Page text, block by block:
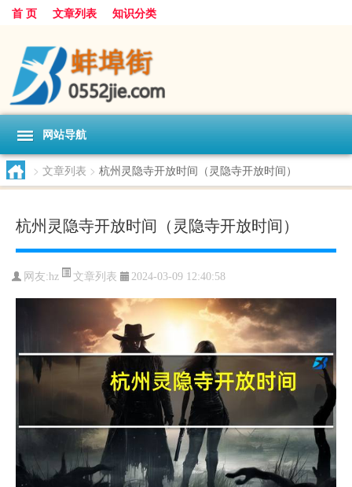
首 页 文章列表 知识分类
网站导航
> 文章列表 > 杭州灵隐寺开放时间（灵隐寺开放时间）
杭州灵隐寺开放时间（灵隐寺开放时间）
网友:hz 文章列表 2024-03-09 12:40:58